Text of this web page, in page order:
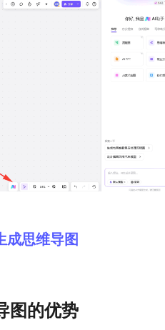
成思维导图
图的优势